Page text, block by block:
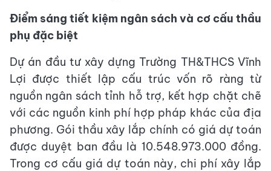
Điểm sáng tiết kiệm ngân sách và cơ cấu thầu
phụ đặc biệt
Dự án đầu tư xây dựng Trường TH&THCS Vĩnh
Lợi được thiết lập cấu trúc vốn rõ ràng từ
nguồn ngân sách tỉnh hỗ trợ, kết hợp chặt chẽ
với các nguồn kinh phí hợp pháp khác của địa
phương. Gói thầu xây lắp chính có giá dự toán
được duyệt ban đầu là 10.548.973.000 đồng.
Trong cơ cấu giá dự toán này, chi phí xây lắp